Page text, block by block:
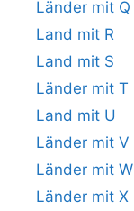
Länder mit Q
Land mit R
Land mit S
Länder mit T
Land mit U
Länder mit V
Länder mit W
Länder mit X